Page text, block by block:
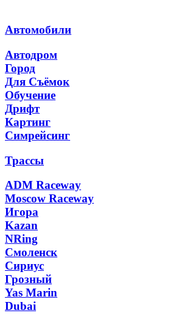
Автомобили
Автодром
Город
Для Съёмок
Обучение
Дрифт
Картинг
Симрейсинг
Трассы
ADM Raceway
Moscow Raceway
Игора
Kazan
NRing
Смоленск
Сириус
Грозный
Yas Marin
Dubai